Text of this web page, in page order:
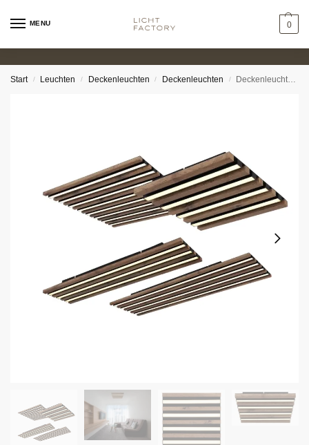
MENU 0
Start / Leuchten / Deckenleuchten / Deckenleuchten / Deckenleuchte – Katy